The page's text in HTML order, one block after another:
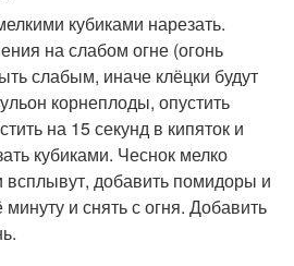
кубиками нарезать.
на слабом огне (огонь
слабым, иначе клёцки будут
корнеплоды, опустить
на 15 секунд в кипяток и
кубиками. Чеснок мелко
всплывут, добавить помидоры и
и снять с огня. Добавить